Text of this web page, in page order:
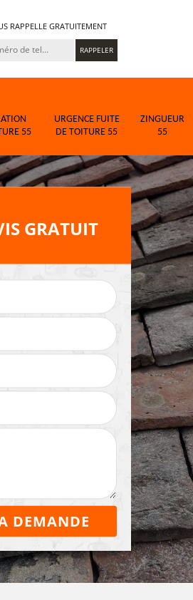
RAPPELLE GRATUITEMENT
55
URGENCE FUITE
DE TOITURE 55
ZINGUEUR
55
GRATUIT